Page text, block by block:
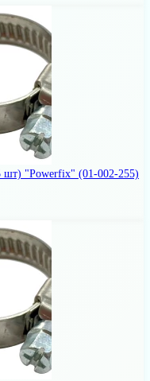
шт) "Powerfix" (01-002-255)